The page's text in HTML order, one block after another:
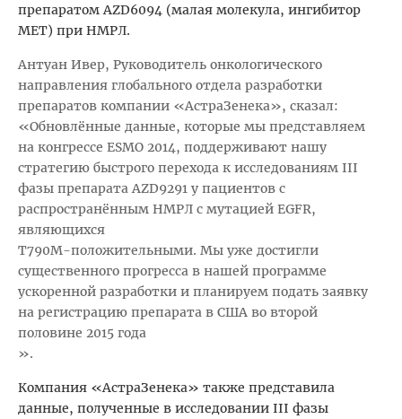
препаратом AZD6094 (малая молекула, ингибитор
MET) при НМРЛ.
Антуан Ивер, Руководитель онкологического
направления глобального отдела разработки
препаратов компании «АстраЗенека», сказал:
«Обновлённые данные, которые мы представляем
на конгрессе ESMO 2014, поддерживают нашу
стратегию быстрого перехода к исследованиям III
фазы препарата AZD9291 у пациентов с
распространённым НМРЛ с мутацией EGFR,
являющихся
T790M-положительными. Мы уже достигли
существенного прогресса в нашей программе
ускоренной разработки и планируем подать заявку
на регистрацию препарата в США во второй
половине 2015 года
».
Компания «АстраЗенека» также представила
данные, полученные в исследовании III фазы